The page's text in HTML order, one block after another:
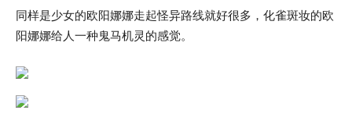
同样是少女的欧阳娜娜走起怪异路线就好很多，化雀斑妆的欧
阳娜娜给人一种鬼马机灵的感觉。